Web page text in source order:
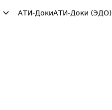
АТИ-ДокиАТИ-Доки (ЭДО)